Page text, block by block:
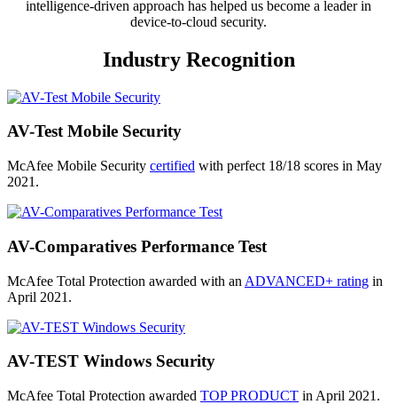
intelligence-driven approach has helped us become a leader in
device-to-cloud security.
Industry Recognition
AV-Test Mobile Security
McAfee Mobile Security certified with perfect 18/18 scores in May
2021.
AV-Comparatives Performance Test
McAfee Total Protection awarded with an ADVANCED+ rating in
April 2021.
AV-TEST Windows Security
McAfee Total Protection awarded TOP PRODUCT in April 2021.